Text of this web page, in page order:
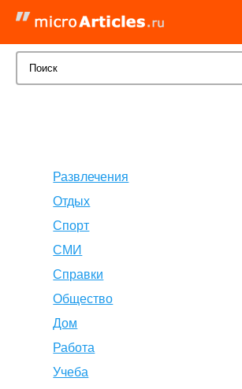
Развлечения
Отдых
Спорт
СМИ
Справки
Общество
Дом
Работа
Учеба